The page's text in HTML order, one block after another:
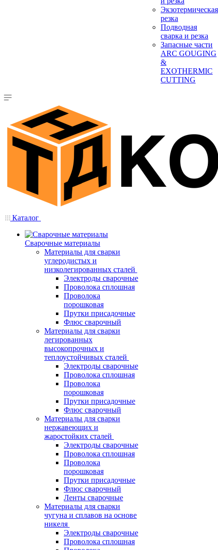
Экзотермическая
резка
Подводная
сварка и резка
Запасные части
ARC GOUGING
&
EXOTHERMIC
CUTTING
Каталог
Сварочные материалы
Материалы для сварки
углеродистых и
низколегированных сталей
Электроды сварочные
Проволока сплошная
Проволока
порошковая
Прутки присадочные
Флюс сварочный
Материалы для сварки
легированных
высокопрочных и
теплоустойчивых сталей
Электроды сварочные
Проволока сплошная
Проволока
порошковая
Прутки присадочные
Флюс сварочный
Материалы для сварки
нержавеющих и
жаростойких сталей
Электроды сварочные
Проволока сплошная
Проволока
порошковая
Прутки присадочные
Флюс сварочный
Ленты сварочные
Материалы для сварки
чугуна и сплавов на основе
никеля
Электроды сварочные
Проволока сплошная